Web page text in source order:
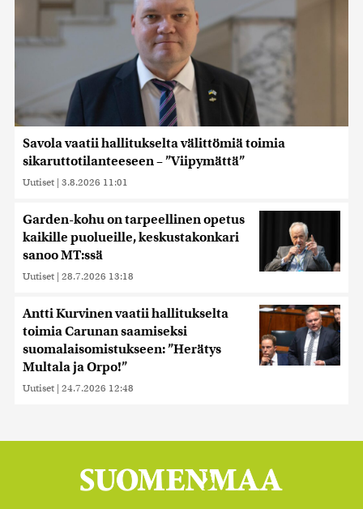
Savola vaatii hallitukselta välittömiä toimia
sikaruttotilanteeseen – ”Viipymättä”
Uutiset | 3.8.2026 11:01
Garden-kohu on tarpeellinen opetus
kaikille puolueille, keskustakonkari
sanoo MT:ssä
Uutiset | 28.7.2026 13:18
Antti Kurvinen vaatii hallitukselta
toimia Carunan saamiseksi
suomalaisomistukseen: ”Herätys
Multala ja Orpo!”
Uutiset | 24.7.2026 12:48